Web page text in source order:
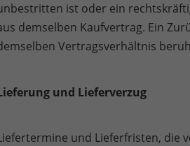
ist oder ein
demselben Kaufvertrag. Ein
Vertragsverhältnis
und Lieferverzug
und Lieferfristen, die